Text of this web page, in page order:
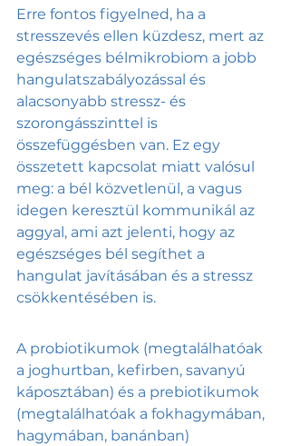
Erre fontos figyelned, ha a
stresszevés ellen küzdesz, mert az
egészséges bélmikrobiom a jobb
hangulatszabályozással és
alacsonyabb stressz- és
szorongásszinttel is
összefüggésben van. Ez egy
összetett kapcsolat miatt valósul
meg: a bél közvetlenül, a vagus
idegen keresztül kommunikál az
aggyal, ami azt jelenti, hogy az
egészséges bél segíthet a
hangulat javításában és a stressz
csökkentésében is.
A probiotikumok (megtalálhatóak
a joghurtban, kefirben, savanyú
káposztában) és a prebiotikumok
(megtalálhatóak a fokhagymában,
hagymában, banánban)